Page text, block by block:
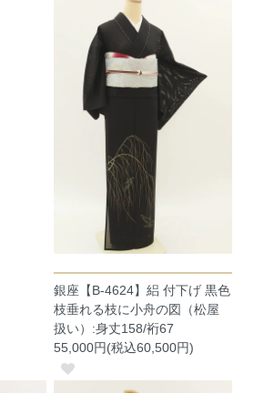
銀座【B-4624】絽 付下げ 黒色
枝垂れる枝に小舟の図（松屋
扱い）:身丈158/裄67
55,000円(税込60,500円)